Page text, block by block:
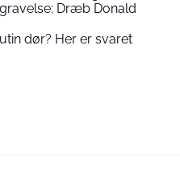
Dræb Donald
dør? Her er svaret